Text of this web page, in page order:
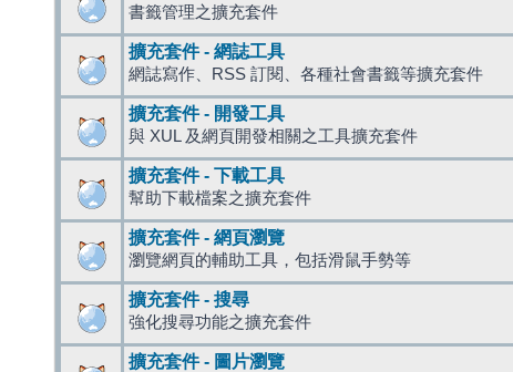
書籤管理之擴充套件
擴充套件 - 網誌工具
網誌寫作、RSS 訂閱、各種社會書籤等擴充套件
擴充套件 - 開發工具
與 XUL 及網頁開發相關之工具擴充套件
擴充套件 - 下載工具
幫助下載檔案之擴充套件
擴充套件 - 網頁瀏覽
瀏覽網頁的輔助工具，包括滑鼠手勢等
擴充套件 - 搜尋
強化搜尋功能之擴充套件
擴充套件 - 圖片瀏覽